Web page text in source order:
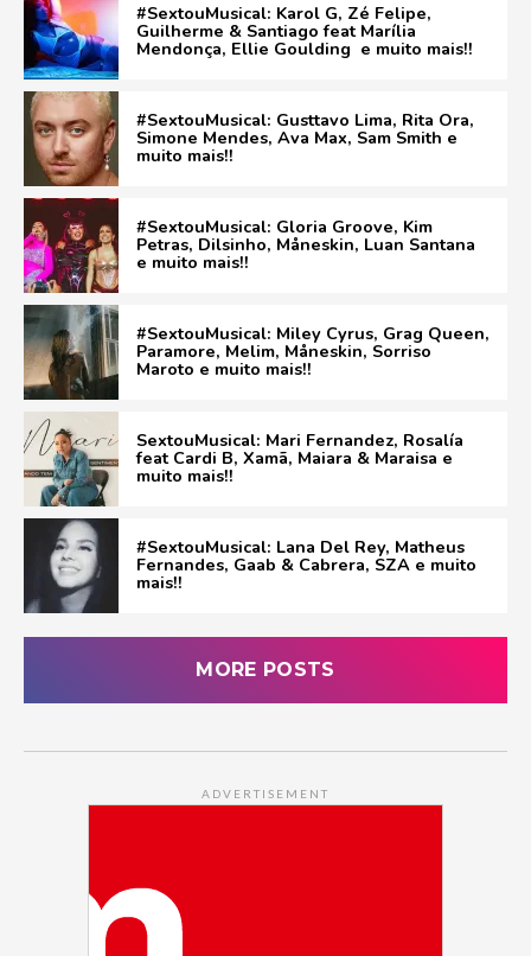
#SextouMusical: Karol G, Zé Felipe,
Guilherme & Santiago feat Marília
Mendonça, Ellie Goulding e muito mais!!
#SextouMusical: Gusttavo Lima, Rita Ora,
Simone Mendes, Ava Max, Sam Smith e
muito mais!!
#SextouMusical: Gloria Groove, Kim
Petras, Dilsinho, Måneskin, Luan Santana
e muito mais!!
#SextouMusical: Miley Cyrus, Grag Queen,
Paramore, Melim, Måneskin, Sorriso
Maroto e muito mais!!
SextouMusical: Mari Fernandez, Rosalía
feat Cardi B, Xamã, Maiara & Maraisa e
muito mais!!
#SextouMusical: Lana Del Rey, Matheus
Fernandes, Gaab & Cabrera, SZA e muito
mais!!
MORE POSTS
ADVERTISEMENT